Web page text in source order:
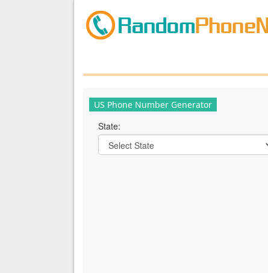
US Phone Number Generator
State: